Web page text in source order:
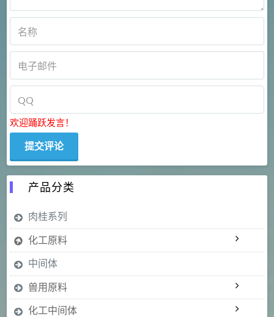
欢迎踊跃发言！
产品分类
肉桂系列
化工原料
中间体
兽用原料
化工中间体